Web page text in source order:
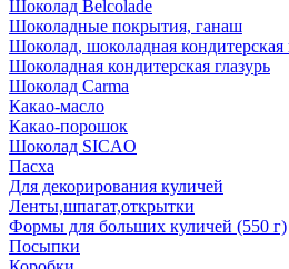
Шоколад Belcolade
Шоколадные покрытия, ганаш
Шоколад, шоколадная
Шоколадная кондитерская глазурь
Шоколад Carma
Какао-масло
Какао-порошок
Шоколад SICAO
Пасха
Для декорирования куличей
Ленты,шпагат,открытки
Формы для больших куличей (550 г)
Посыпки